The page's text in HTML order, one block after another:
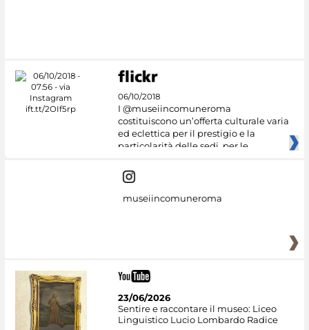
06/10/2018
I @museiincomuneroma
costituiscono un’offerta culturale varia
ed eclettica per il prestigio e la
particolarità delle sedi, per le
museiincomuneroma
23/06/2026
Sentire e raccontare il museo: Liceo
Linguistico Lucio Lombardo Radice